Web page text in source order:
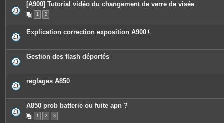
n
s
[A900] Tutorial vidéo du changement de verre de visée
1 2
Explication correction exposition A900
è
j
t
Gestion des flash déportés
reglages A850
A850 prob batterie ou fuite apn ?
1 2 3